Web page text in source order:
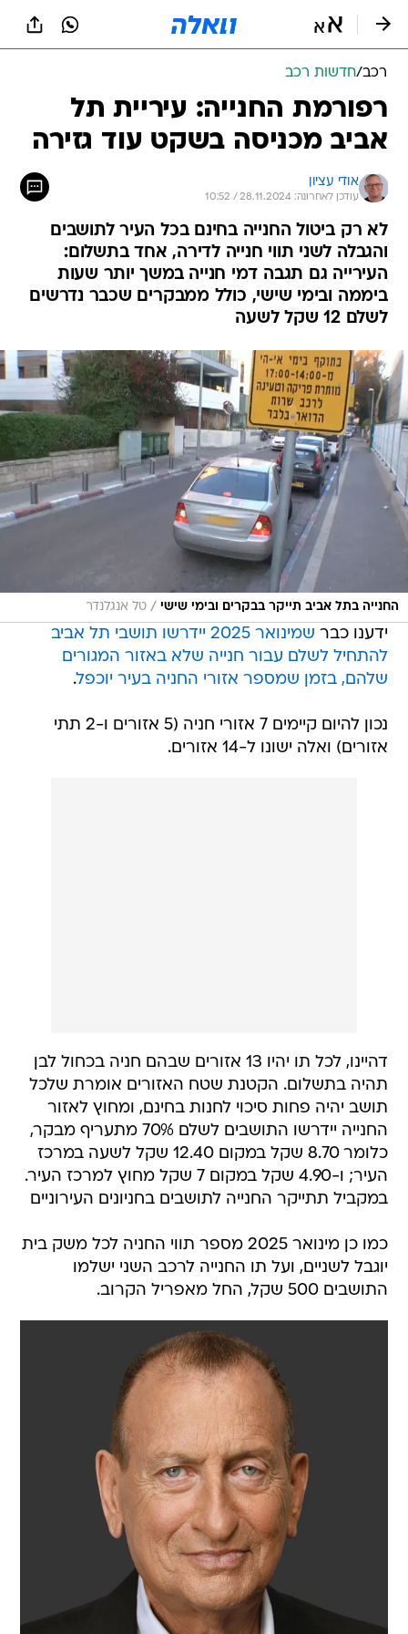
רכב/חדשות רכב
רפורמת החנייה: עיריית תל
אביב מכניסה בשקט עוד גזירה
אודי עציון
עודכן לאחרונה: 28.11.2024 / 10:52
לא רק ביטול החנייה בחינם בכל העיר לתושבים
והגבלה לשני תווי חנייה לדירה, אחד בתשלום:
העירייה גם תגבה דמי חנייה במשך יותר שעות
ביממה ובימי שישי, כולל ממבקרים שכבר נדרשים
לשלם 12 שקל לשעה
החנייה בתל אביב תייקר בבקרים ובימי שישי / טל אנגלנדר
ידענו כבר
שמינואר 2025 יידרשו תושבי תל אביב
להתחיל לשלם עבור חנייה שלא באזור המגורים
שלהם, בזמן שמספר אזורי החניה בעיר יוכפל.
נכון להיום קיימים 7 אזורי חניה (5 אזורים ו-2 תתי
אזורים) ואלה ישונו ל-14 אזורים.
דהיינו, לכל תו יהיו 13 אזורים שבהם חניה בכחול לבן
תהיה בתשלום. הקטנת שטח האזורים אומרת שלכל
תושב יהיה פחות סיכוי לחנות בחינם, ומחוץ לאזור
החנייה יידרשו התושבים לשלם 70% מתעריף מבקר,
כלומר 8.70 שקל במקום 12.40 שקל לשעה במרכז
העיר; ו-4.90 שקל במקום 7 שקל מחוץ למרכז העיר.
במקביל תתייקר החנייה לתושבים בחניונים העירוניים
כמו כן מינואר 2025 מספר תווי החניה לכל משק בית
יוגבל לשניים, ועל תו החנייה לרכב השני ישלמו
התושבים 500 שקל, החל מאפריל הקרוב.